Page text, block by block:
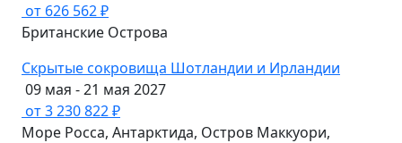
от 626 562 ₽
Британские Острова
Скрытые сокровища Шотландии и Ирландии
09 мая - 21 мая 2027
от 3 230 822 ₽
Море Росса, Антарктида, Остров Маккуори,